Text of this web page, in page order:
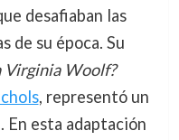
desafiaban las
de su época. Su
Virginia Woolf?
, representó un
En esta adaptación